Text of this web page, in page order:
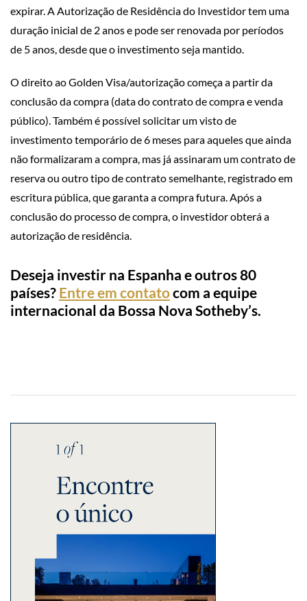
expirar. A Autorização de Residência do Investidor tem uma
duração inicial de 2 anos e pode ser renovada por períodos
de 5 anos, desde que o investimento seja mantido.
O direito ao Golden Visa/autorização começa a partir da
conclusão da compra (data do contrato de compra e venda
público). Também é possível solicitar um visto de
investimento temporário de 6 meses para aqueles que ainda
não formalizaram a compra, mas já assinaram um contrato de
reserva ou outro tipo de contrato semelhante, registrado em
escritura pública, que garanta a compra futura. Após a
conclusão do processo de compra, o investidor obterá a
autorização de residência.
Deseja investir na Espanha e outros 80
países? Entre em contatocom a equipe
internacional da Bossa Nova Sotheby’s.